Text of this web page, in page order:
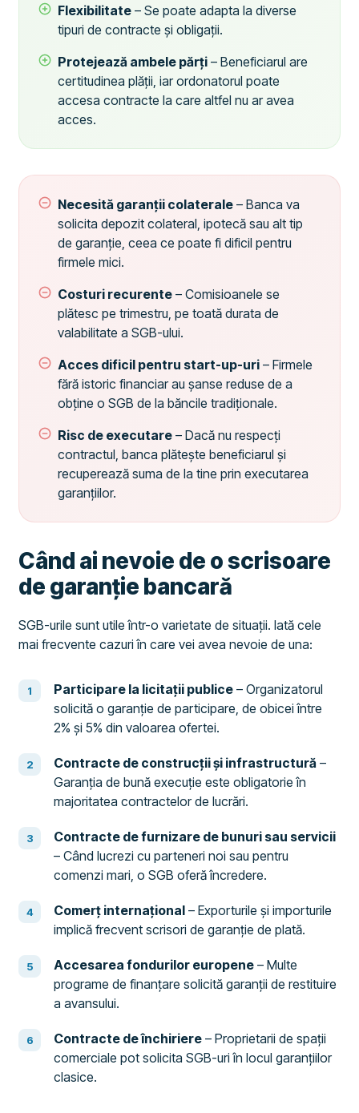
Flexibilitate – Se poate adapta la diverse
tipuri de contracte și obligații.
Protejează ambele părți – Beneficiarul are
certitudinea plății, iar ordonatorul poate
accesa contracte la care altfel nu ar avea
acces.
Necesită garanții colaterale – Banca va
solicita depozit colateral, ipotecă sau alt tip
de garanție, ceea ce poate fi dificil pentru
firmele mici.
Costuri recurente – Comisioanele se
plătesc pe trimestru, pe toată durata de
valabilitate a SGB-ului.
Acces dificil pentru start-up-uri – Firmele
fără istoric financiar au șanse reduse de a
obține o SGB de la băncile tradiționale.
Risc de executare – Dacă nu respecți
contractul, banca plătește beneficiarul și
recuperează suma de la tine prin executarea
garanțiilor.
Când ai nevoie de o scrisoare
de garanție bancară
SGB-urile sunt utile într-o varietate de situații. Iată cele
mai frecvente cazuri în care vei avea nevoie de una:
Participare la licitații publice – Organizatorul
solicită o garanție de participare, de obicei între
2% și 5% din valoarea ofertei.
Contracte de construcții și infrastructură –
Garanția de bună execuție este obligatorie în
majoritatea contractelor de lucrări.
Contracte de furnizare de bunuri sau servicii
– Când lucrezi cu parteneri noi sau pentru
comenzi mari, o SGB oferă încredere.
Comerț internațional – Exporturile și importurile
implică frecvent scrisori de garanție de plată.
Accesarea fondurilor europene – Multe
programe de finanțare solicită garanții de restituire
a avansului.
Contracte de închiriere – Proprietarii de spații
comerciale pot solicita SGB-uri în locul garanțiilor
clasice.